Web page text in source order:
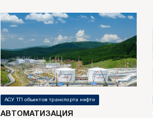
АСУ ТП объектов транспорта нефти
АВТОМАТИЗАЦИЯ